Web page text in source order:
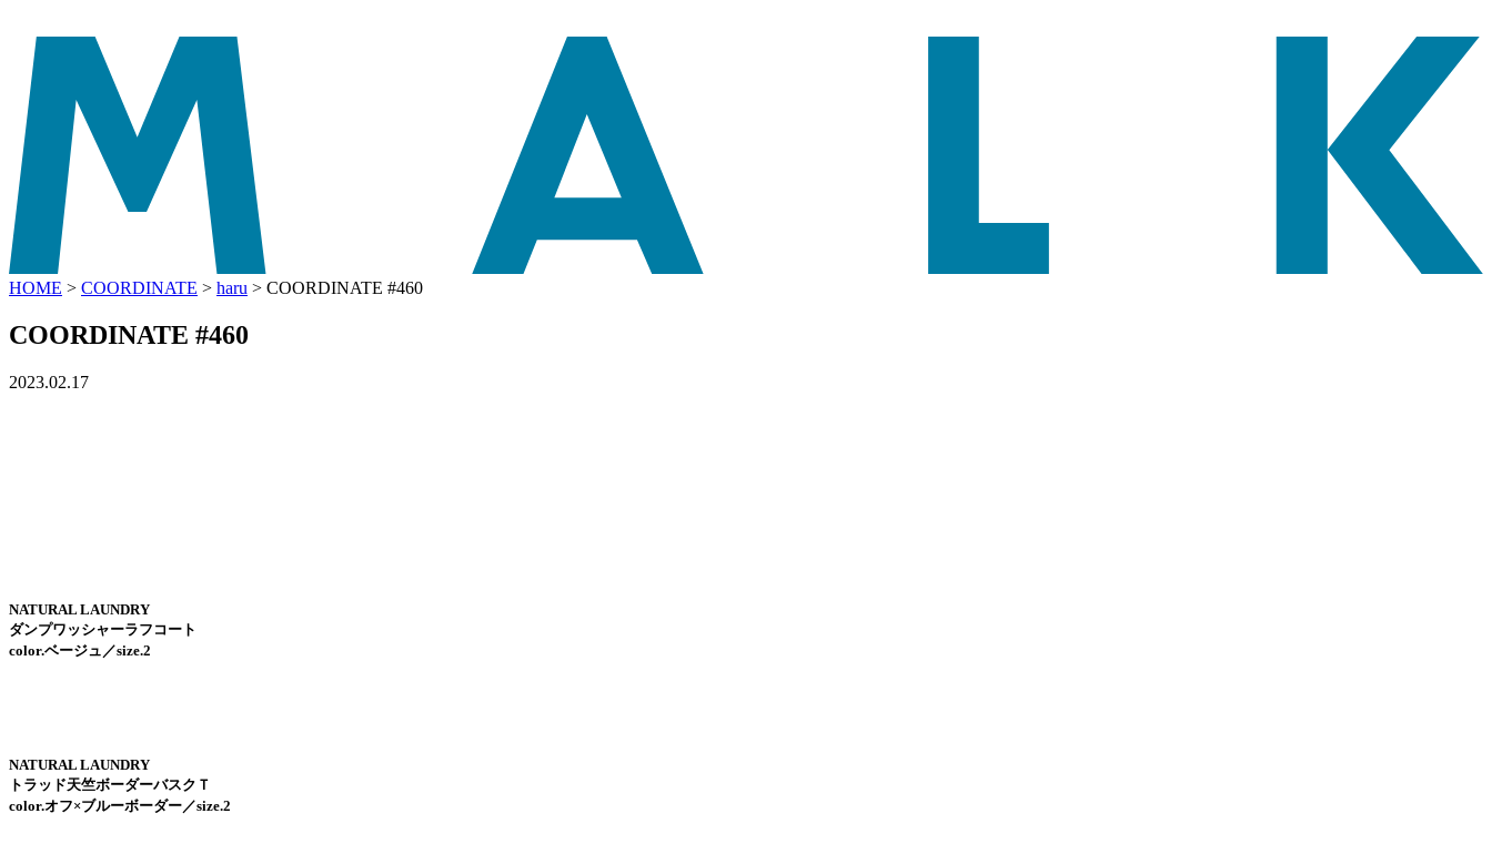
HOME > COORDINATE > haru > COORDINATE #460
COORDINATE #460
2023.02.17
NATURAL LAUNDRY
ダンプワッシャーラフコート
color.ベージュ／size.2
NATURAL LAUNDRY
トラッド天竺ボーダーバスクＴ
color.オフ×ブルーボーダー／size.2